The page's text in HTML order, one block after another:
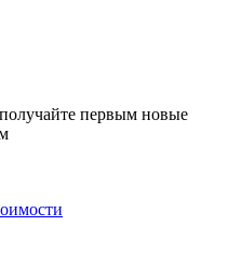
первым новые